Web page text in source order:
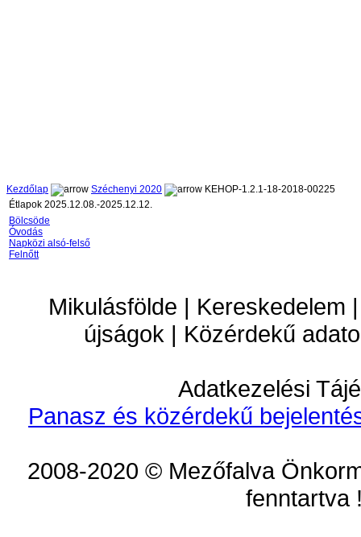
Kezdőlap Széchenyi 2020
KEHOP-1.2.1-18-2018-00225
Étlapok 2025.12.08.-2025.12.12.
Bölcsöde
Óvodás
Napközi alsó-felső
Felnőtt
Mikulásfölde | Kereskedelem
újságok | Közérdekű
Adatkezelési
Panasz és közérdekű
2008-2020 © Mezőfalva
fenntartva